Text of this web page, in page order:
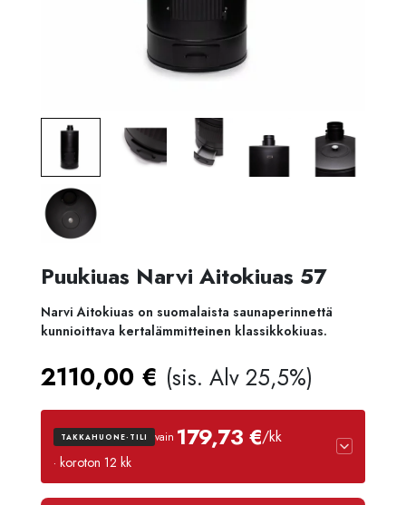
Puukiuas Narvi Aitokiuas 57
Narvi Aitokiuas on suomalaista saunaperinnettä
kunnioittava kertalämmitteinen klassikkokiuas.
2110,00 € (sis. Alv 25,5%)
TAKKAHUONE-TILI vain 179,73 €/kk
· koroton 12 kk